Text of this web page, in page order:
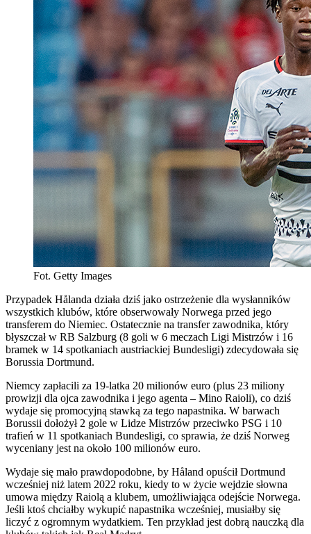
Fot. Getty Images
Przypadek Hålanda działa dziś jako ostrzeżenie dla wysłanników
wszystkich klubów, które obserwowały Norwega przed jego
transferem do Niemiec. Ostatecznie na transfer zawodnika, który
błyszczał w RB Salzburg (8 goli w 6 meczach Ligi Mistrzów i 16
bramek w 14 spotkaniach austriackiej Bundesligi) zdecydowała się
Borussia Dortmund.
Niemcy zapłacili za 19-latka 20 milionów euro (plus 23 miliony
prowizji dla ojca zawodnika i jego agenta – Mino Raioli), co dziś
wydaje się promocyjną stawką za tego napastnika. W barwach
Borussii dołożył 2 gole w Lidze Mistrzów przeciwko PSG i 10
trafień w 11 spotkaniach Bundesligi, co sprawia, że dziś Norweg
wyceniany jest na około 100 milionów euro.
Wydaje się mało prawdopodobne, by Håland opuścił Dortmund
wcześniej niż latem 2022 roku, kiedy to w życie wejdzie słowna
umowa między Raiolą a klubem, umożliwiająca odejście Norwega.
Jeśli ktoś chciałby wykupić napastnika wcześniej, musiałby się
liczyć z ogromnym wydatkiem. Ten przykład jest dobrą nauczką dla